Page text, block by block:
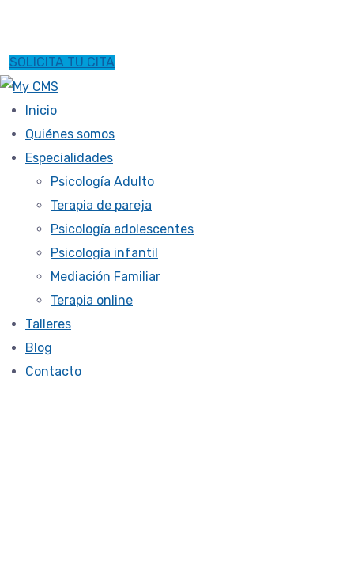
SOLICITA TU CITA
Inicio
Quiénes somos
Especialidades
Psicología Adulto
Terapia de pareja
Psicología adolescentes
Psicología infantil
Mediación Familiar
Terapia online
Talleres
Blog
Contacto